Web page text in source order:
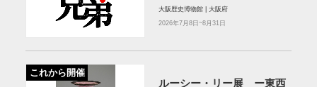
大阪歴史博物館 | 大阪府
2026年7月8日~8月31日
これから開催
ルーシー・リー展 ー東西